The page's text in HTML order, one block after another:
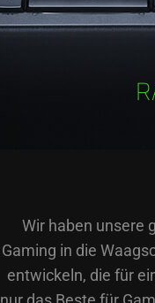
Wir haben unsere
Gaming in die
entwickeln, die für